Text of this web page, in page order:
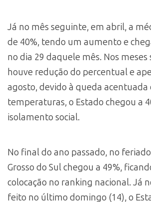
Já no mês seguinte, em abril, a
de 40%, tendo um aumento e
no dia 29 daquele mês. Nos meses
houve redução do percentual e
agosto, devido à queda acentuada
temperaturas, o Estado chegou a
isolamento social.
No final do ano passado, no
Grosso do Sul chegou a 49%,
colocação no ranking nacional. Já
feito no último domingo (14), o